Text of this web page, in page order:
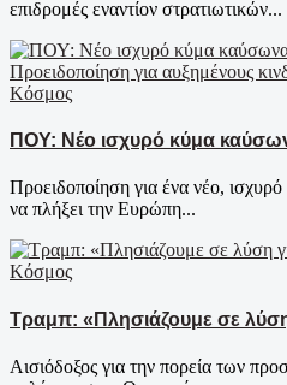
επιδρομές εναντίον στρατιωτικών...
Κόσμος
ΠΟΥ: Νέο ισχυρό κύμα
Προειδοποίηση για ένα νέο,
να πλήξει την Ευρώπη...
Κόσμος
Τραμπ: «Πλησιάζουμε σε
Αισιόδοξος για την πορεία των